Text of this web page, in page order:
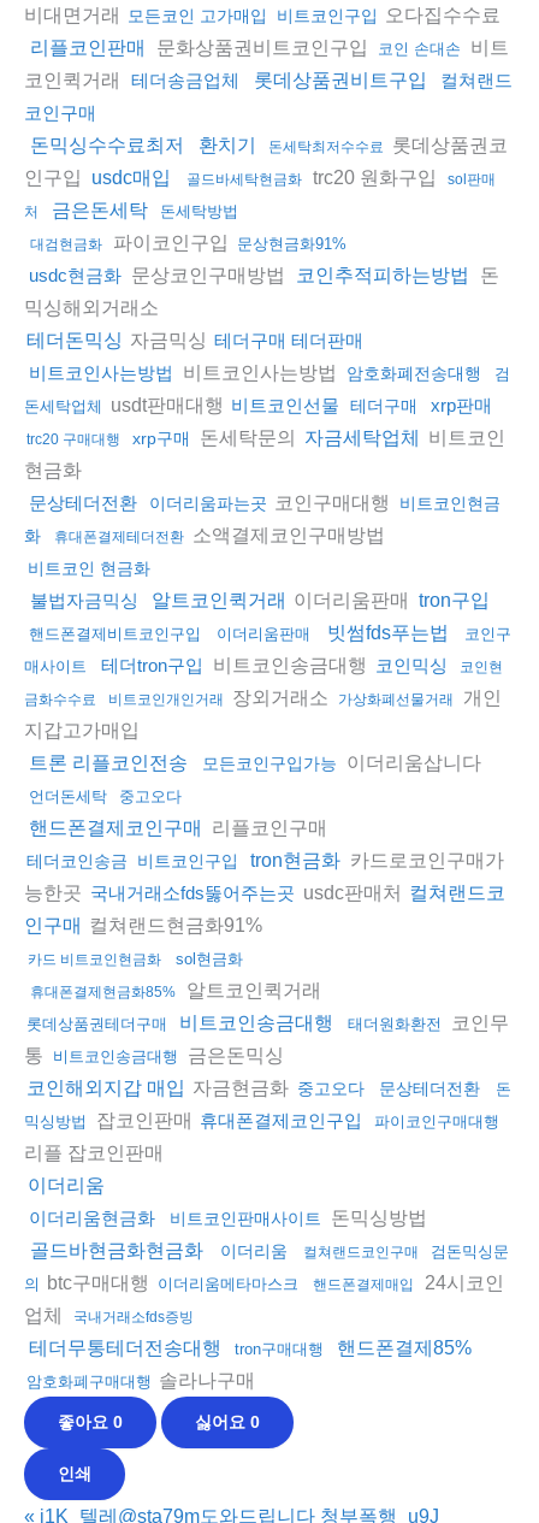
비대면거래
모든코인 고가매입 비트코인구입 오다집수수료
리플코인판매 문화상품권비트코인구입 코인 손대손
비트
코인퀵거래
테더송금업체 롯데상품권비트구입
컬쳐랜드
코인구매
돈믹싱수수료최저
환치기 돈세탁최저수수료
롯데상품권코
인구입
usdc매입 골드바세탁현금화 trc20 원화구입
sol판매
처
금은돈세탁 돈세탁방법
대검현금화 파이코인구입 문상현금화91%
usdc현금화 문상코인구매방법 코인추적피하는방법
돈
믹싱해외거래소
테더돈믹싱 자금믹싱 테더구매 테더판매
비트코인사는방법
비트코인사는방법 암호화폐전송대행
검
돈세탁업체
usdt판매대행 비트코인선물 테더구매 xrp판매
trc20 구매대행 xrp구매 돈세탁문의 자금세탁업체
비트코인
현금화
문상테더전환 이더리움파는곳 코인구매대행
비트코인현금
화
휴대폰결제테더전환 소액결제코인구매방법
비트코인 현금화
불법자금믹싱 알트코인퀵거래 이더리움판매 tron구입
핸드폰결제비트코인구입 이더리움판매 빗썸fds푸는법
코인구
매사이트
테더tron구입 비트코인송금대행 코인믹싱
코인현
금화수수료
비트코인개인거래 장외거래소 가상화폐선물거래
개인
지갑고가매입
트론 리플코인전송 모든코인구입가능 이더리움삽니다
언더돈세탁 중고오다
핸드폰결제코인구매 리플코인구매
테더코인송금 비트코인구입 tron현금화 카드로코인구매가
능한곳 국내거래소fds뚫어주는곳 usdc판매처 컬쳐랜드코
인구매
컬쳐랜드현금화91%
카드 비트코인현금화 sol현금화
휴대폰결제현금화85% 알트코인퀵거래
롯데상품권테더구매 비트코인송금대행 태더원화환전
코인무
통
비트코인송금대행 금은돈믹싱
코인해외지갑 매입 자금현금화 중고오다 문상테더전환
돈
믹싱방법
잡코인판매 휴대폰결제코인구입 파이코인구매대행
리플 잡코인판매
이더리움
이더리움현금화
비트코인판매사이트 돈믹싱방법
골드바현금화현금화 이더리움 컬쳐랜드코인구매
검돈믹싱문
의 btc구매대행 이더리움메타마스크 핸드폰결제매입
24시코인
업체
국내거래소fds증빙
테더무통테더전송대행 tron구매대행 핸드폰결제85%
암호화폐구매대행 솔라나구매
좋아요 0 싫어요 0
인쇄
« i1K_텔레@sta79m도와드립니다 청부폭행_u9J